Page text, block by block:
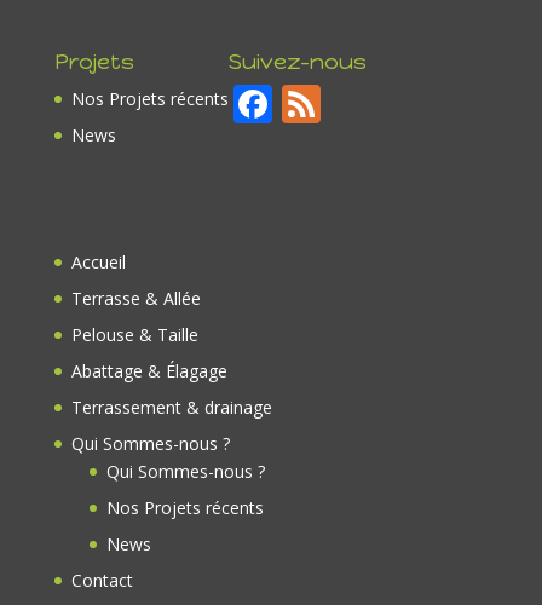
Projets
Nos Projets récents
News
Suivez-nous
F F
Accueil
Terrasse & Allée
Pelouse & Taille
Abattage & Élagage
Terrassement & drainage
Qui Sommes-nous ?
Qui Sommes-nous ?
Nos Projets récents
News
Contact